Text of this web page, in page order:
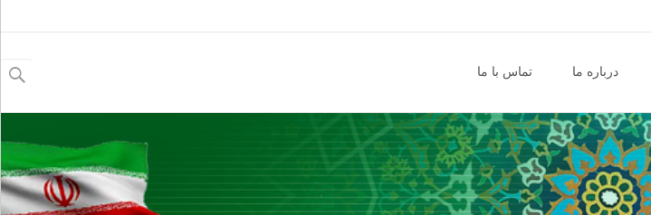
درباره ما تماس با ما
برای: